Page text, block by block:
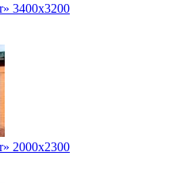
3400x3200
2000х2300